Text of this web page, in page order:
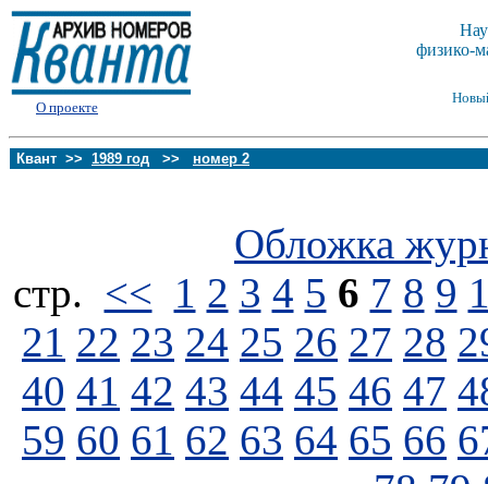
О проекте
физико-
Квант >> 1989 год >> номер 2
Обложка
стp. << 1 2 3 4 5 6 7 8 9
21 22 23 24 25 26 27 28
40 41 42 43 44 45 46 47
59 60 61 62 63 64 65 66